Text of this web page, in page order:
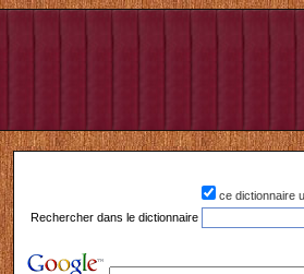
ce dictionnaire
Rechercher dans le dictionnaire